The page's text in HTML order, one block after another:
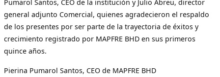
Pumarol Santos, CEO de la institución y Julio Abreu, director
general adjunto Comercial, quienes agradecieron el respaldo
de los presentes por ser parte de la trayectoria de éxitos y
crecimiento registrado por MAPFRE BHD en sus primeros
quince años.
Pierina Pumarol Santos, CEO de MAPFRE BHD